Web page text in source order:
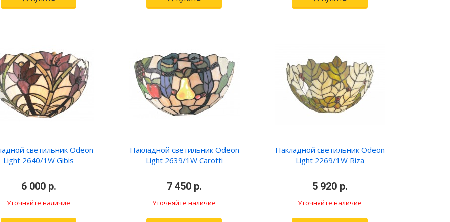
светильник Odeon
Light 2640/1W Gibis
6 000 р.
Уточняйте наличие
Накладной светильник Odeon
Light 2639/1W Carotti
7 450 р.
Уточняйте наличие
Накладной светильник Odeon
Light 2269/1W Riza
5 920 р.
Уточняйте наличие